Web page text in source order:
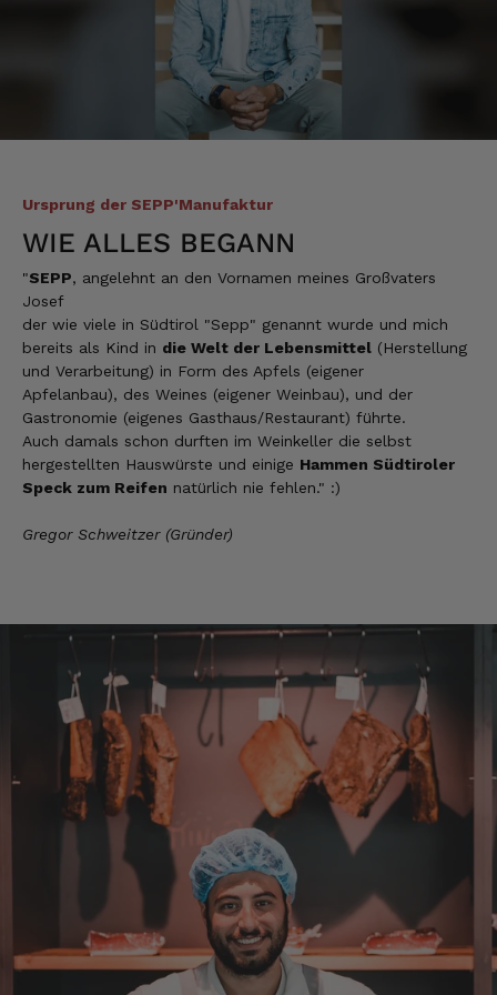
Ursprung der SEPP'Manufaktur
WIE ALLES BEGANN
"SEPP, angelehnt an den Vornamen meines Großvaters
Josef
der wie viele in Südtirol "Sepp" genannt wurde und mich
bereits als Kind in die Welt der Lebensmittel (Herstellung
und Verarbeitung) in Form des Apfels (eigener
Apfelanbau), des Weines (eigener Weinbau), und der
Gastronomie (eigenes Gasthaus/Restaurant) führte.
Auch damals schon durften im Weinkeller die selbst
hergestellten Hauswürste und einige Hammen Südtiroler
Speck zum Reifen natürlich nie fehlen." :)
Gregor Schweitzer (Gründer)
Verifizierter Kunde
Lecker Probierpaket, schnelle Lieferung. Top
Kerstin
Die Produkte finde ich immer wieder sehr
Anonym
Verifizierter Kunde
Der Schinken ist unser Favorit. Einfach
köstlich und ruckzuck aufgegessen!!!!!!!
Deshalb haben wir einen Vorrat angelegt.
Stefan
Verifizierter Kunde
Top Ware. Top Lieferung. Immer wieder👍
7.8.2026
Silvia
Verifizierter Kunde
Schmeckt alles sehe lecker würde und werde
immer wieder bestellen. 👍🤤🤤❤️